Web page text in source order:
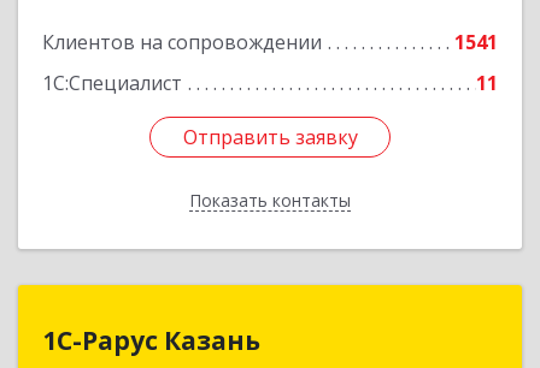
Клиентов на сопровождении
1541
1С:Специалист
11
Отправить заявку
Показать контакты
Подробнее
Отправить заявку
Назад
1С-Рарус Казань